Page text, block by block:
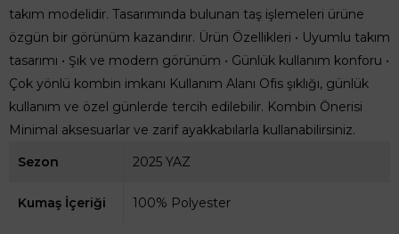
takım modelidir. Tasarımında bulunan taş işlemeleri ürüne
özgün bir görünüm kazandırır. Ürün Özellikleri • Uyumlu takım
tasarımı • Şık ve modern görünüm • Günlük kullanım konforu •
Çok yönlü kombin imkanı Kullanım Alanı Ofis şıklığı, günlük
kullanım ve özel günlerde tercih edilebilir. Kombin Önerisi
Minimal aksesuarlar ve zarif ayakkabılarla kullanabilirsiniz.
Sezon
2025 YAZ
Kumaş İçeriği 100% Polyester